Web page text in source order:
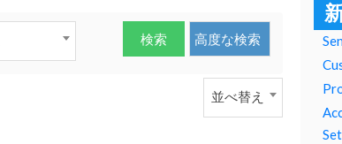
並べ替え